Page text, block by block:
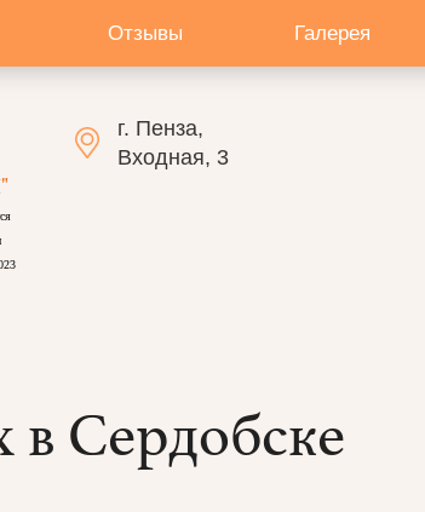
Отзывы Галерея
г. Пенза,
Входная, 3
Сердобске